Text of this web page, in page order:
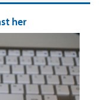
her